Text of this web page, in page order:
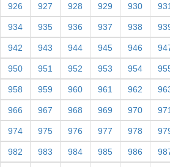
926 927 928 929 930 931
934 935 936 937 938
942 943 944 945 946
950 951 952 953 954
958 959 960 961 962
966 967 968 969 970 971
974 975 976 977 978
982 983 984 985 986